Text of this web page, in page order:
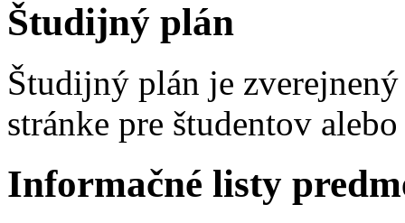
Študijný plán
Študijný plán je
stránke pre študentov
Informačné listy